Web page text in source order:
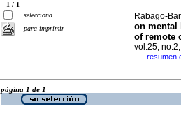
1 / 1
selecciona
para imprimir
Rabago-
on mental
of remote
vol.25,
· resumen
página 1 de 1